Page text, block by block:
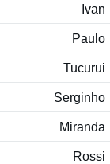
Ivan
Paulo
Tucurui
Serginho
Miranda
Rossi